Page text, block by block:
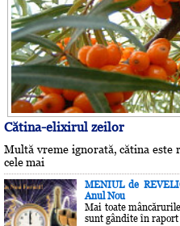
Cătina-elixirul zeilor
Multă vreme ignorată, cătina este
cele mai
MENIUL de
Anul Nou
Mai toate
sunt gândite în raport